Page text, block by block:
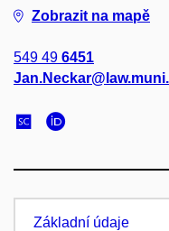
Zobrazit na mapě
549 49 6451
Základní údaje